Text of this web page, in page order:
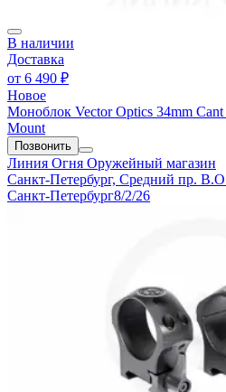
В наличии
Доставка
от 6 490 ₽
Новое
Моноблок Vector Optics 34mm
Mount
Позвонить
Линия Огня Оружейный магазин
Санкт-Петербург, Средний пр.
Санкт-Петербург8/2/26